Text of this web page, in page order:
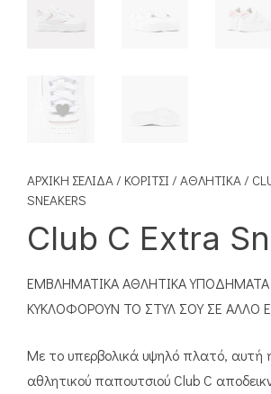
ΑΡΧΙΚΉ ΣΕΛΊΔΑ / ΚΟΡΊΤΣΙ / ΑΘΛΗΤΙΚΆ /
SNEAKERS
Club C Extra
ΕΜΒΛΗΜΑΤΙΚΑ ΑΘΛΗΤΙΚΑ
ΚΥΚΛΟΦΟΡΟΥΝ ΤΟ ΣΤΥΛ ΣΟΥ ΣΕ ΑΛΛΟ
Με το υπερβολικά υψηλό πλατό, αυτή
αθλητικού παπουτσιού Club C